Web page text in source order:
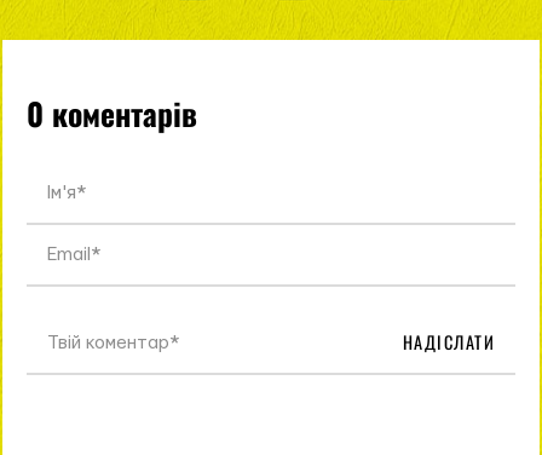
0 коментарів
НАДІСЛАТИ